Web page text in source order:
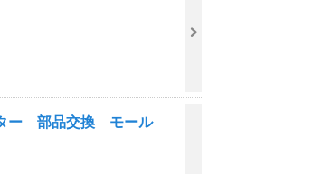
ー 部品交換 モール